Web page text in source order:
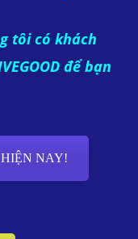
tôi có khách
để bạn
HIỆN NAY!